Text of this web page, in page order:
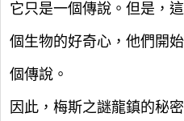
它只是一個傳說。但是，
個生物的好奇心，他們開
個傳說。
因此，梅斯之謎龍鎮的秘